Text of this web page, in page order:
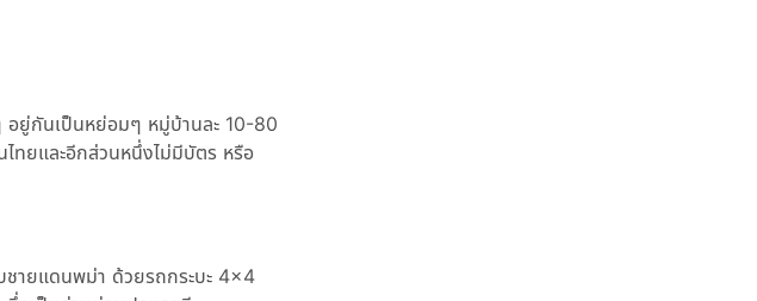
อยู่กันเป็นหย่อมๆ หมู่บ้านละ 10-80
ทยและอีกส่วนหนึ่งไม่มีบัตร หรือ
บชายแดนพม่า ด้วยรถกระบะ 4×4